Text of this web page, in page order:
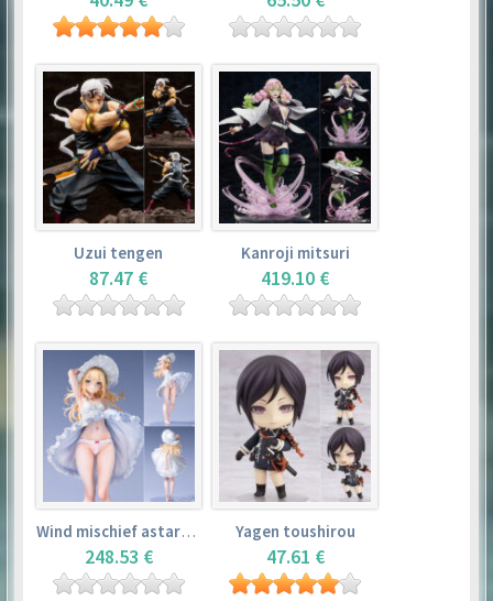
Uzui tengen
87.47 €
Kanroji mitsuri
419.10 €
Wind mischief astarotte
248.53 €
Yagen toushirou
47.61 €